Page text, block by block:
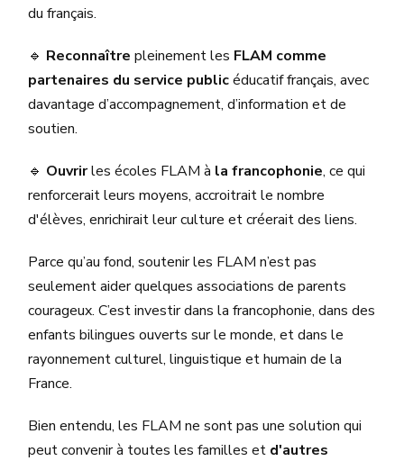
du français.
🔹 Reconnaîtrepleinement les FLAM comme
partenaires du service publicéducatif français, avec
davantage d’accompagnement, d’information et de
soutien.
🔹 Ouvrirles écoles FLAM à la francophonie, ce qui
renforcerait leurs moyens, accroitrait le nombre
d'élèves, enrichirait leur culture et créerait des liens.
Parce qu’au fond, soutenir les FLAM n’est pas
seulement aider quelques associations de parents
courageux. C’est investir dans la francophonie, dans des
enfants bilingues ouverts sur le monde, et dans le
rayonnement culturel, linguistique et humain de la
France.
Bien entendu, les FLAM ne sont pas une solution qui
peut convenir à toutes les familles et d'autres